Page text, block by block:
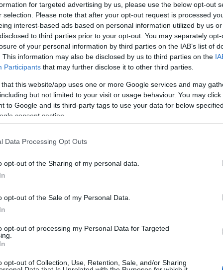
for targeted advertising by us, please use the below opt-out
selection. Please note that after your opt-out request is processed
interest-based ads based on personal information utilized by us
to third parties prior to your opt-out. You may separately
of your personal information by third parties on the IAB’s list of
This information may also be disclosed by us to third parties on the
Participants that may further disclose it to other third parties.
that this website/app uses one or more Google services and may
but not limited to your visit or usage behaviour. You may
to Google and its third-party tags to use your data for below
consent section.
Data Processing Opt Outs
opt-out of the Sharing of my personal data.
opt-out of the Sale of my Personal Data.
opt-out of processing my Personal Data for Targeted
opt-out of Collection, Use, Retention, Sale, and/or Sharing
aPozsár Pétertervezte, vízpárát köpő, 8 méter
EU-raklapokból épített, roppant méretű Colosseumot,
többnyire koncertek közti pihegést segítő ülőhelyek
át is be és ki lehet bújni. UtóbbiakSzőke Gábor Miklós
vissza. A szájukba költözés halálközeli élményét még az
György és Nam June Paik ihlette fényjátékokat.
csak egy része volt használható. AzA. Nagy Nándor,
víztározóról jött vendégségbe, egy domb alján várakozott.
állvány-erdőben, de a lebegés nem volt tökéletes.
az elején felaprította a vihar, talán sikerül néhányat
mindig zsúfolt. Az egyik egy színes szaténszalagokkal
minden rezdülésére mozgásba lépnek, befonják a teret,
érzékenységgel válaszol. A másik a sokféle
mindig hangos terepe. A legnagyobb lóban
? akkor viszont szédítő magasságba lendül. Távolabb,
a mélyszegénységben élő, 183 lakosú Szakácsi nevű